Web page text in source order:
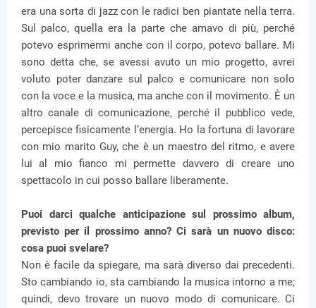
era una sorta di jazz con le radici ben piantate nella terra.
Sul palco, quella era la parte che amavo di più, perché
potevo esprimermi anche con il corpo, potevo ballare. Mi
sono detta che, se avessi avuto un mio progetto, avrei
voluto poter danzare sul palco e comunicare non solo
con la voce e la musica, ma anche con il movimento. È un
altro canale di comunicazione, perché il pubblico vede,
percepisce fisicamente l’energia. Ho la fortuna di lavorare
con mio marito Guy, che è un maestro del ritmo, e avere
lui al mio fianco mi permette davvero di creare uno
spettacolo in cui posso ballare liberamente.
Puoi darci qualche anticipazione sul prossimo album,
previsto per il prossimo anno? Ci sarà un nuovo disco:
cosa puoi svelare?
Non è facile da spiegare, ma sarà diverso dai precedenti.
Sto cambiando io, sta cambiando la musica intorno a me;
quindi, devo trovare un nuovo modo di comunicare. Ci